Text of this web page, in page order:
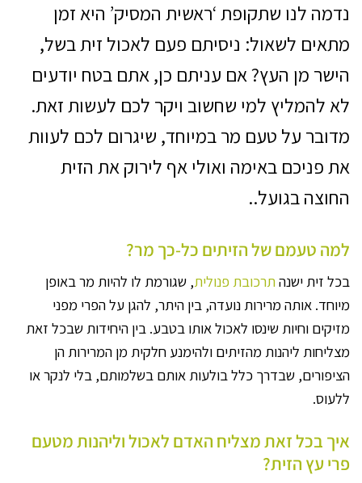
נדמה לנו שתקופת ‘ראשית המסיק’ היא זמן
מתאים לשאול: ניסיתם פעם לאכול זית בשל,
הישר מן העץ? אם עניתם כן, אתם בטח יודעים
לא להמליץ למי שחשוב ויקר לכם לעשות זאת.
מדובר על טעם מר במיוחד, שיגרום לכם לעוות
את פניכם באימה ואולי אף לירוק את הזית
החוצה בגועל..
למה טעמם של הזיתים כל-כך מר?
בכל זית ישנהתרכובת פנולית, שגורמת לו להיות מר באופן
מיוחד. אותה מרירות נועדה, בין היתר, להגן על הפרי מפני
מזיקים וחיות שינסו לאכול אותו בטבע. בין היחידות שבכל זאת
מצליחות ליהנות מהזיתים ולהימנע חלקית מן המרירות הן
הציפורים, שבדרך כלל בולעות אותם בשלמותם, בלי לנקר או
ללעוס.
איך בכל זאת מצליח האדם לאכול וליהנות מטעם
פרי עץ הזית?